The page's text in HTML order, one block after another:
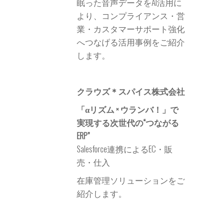
より、コンプライアンス・営
業・カスタマーサポート強化
へつなげる活用事例をご紹介
します。
クラウズ＊スパイス株式会社
「αリズム × ウランバ！」で
実現する次世代の“つながる
ERP”
Salesforce連携によるEC・販
売・仕入
在庫管理ソリューションをご
紹介します。